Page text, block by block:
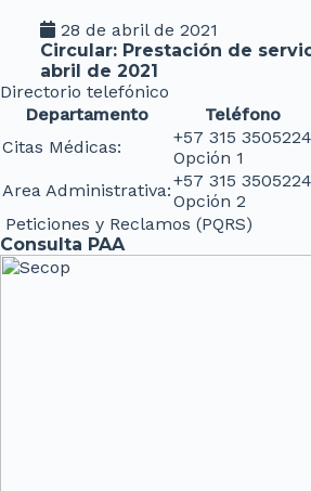
28 de abril de 2021
Circular: Prestación de
abril de 2021
Directorio telefónico
Departamento
Teléfono
Citas Médicas:
+57 315 3505224
Opción 1
Area Administrativa:+57 315 3505224
Opción 2
Peticiones y Reclamos (PQRS)
Consulta PAA